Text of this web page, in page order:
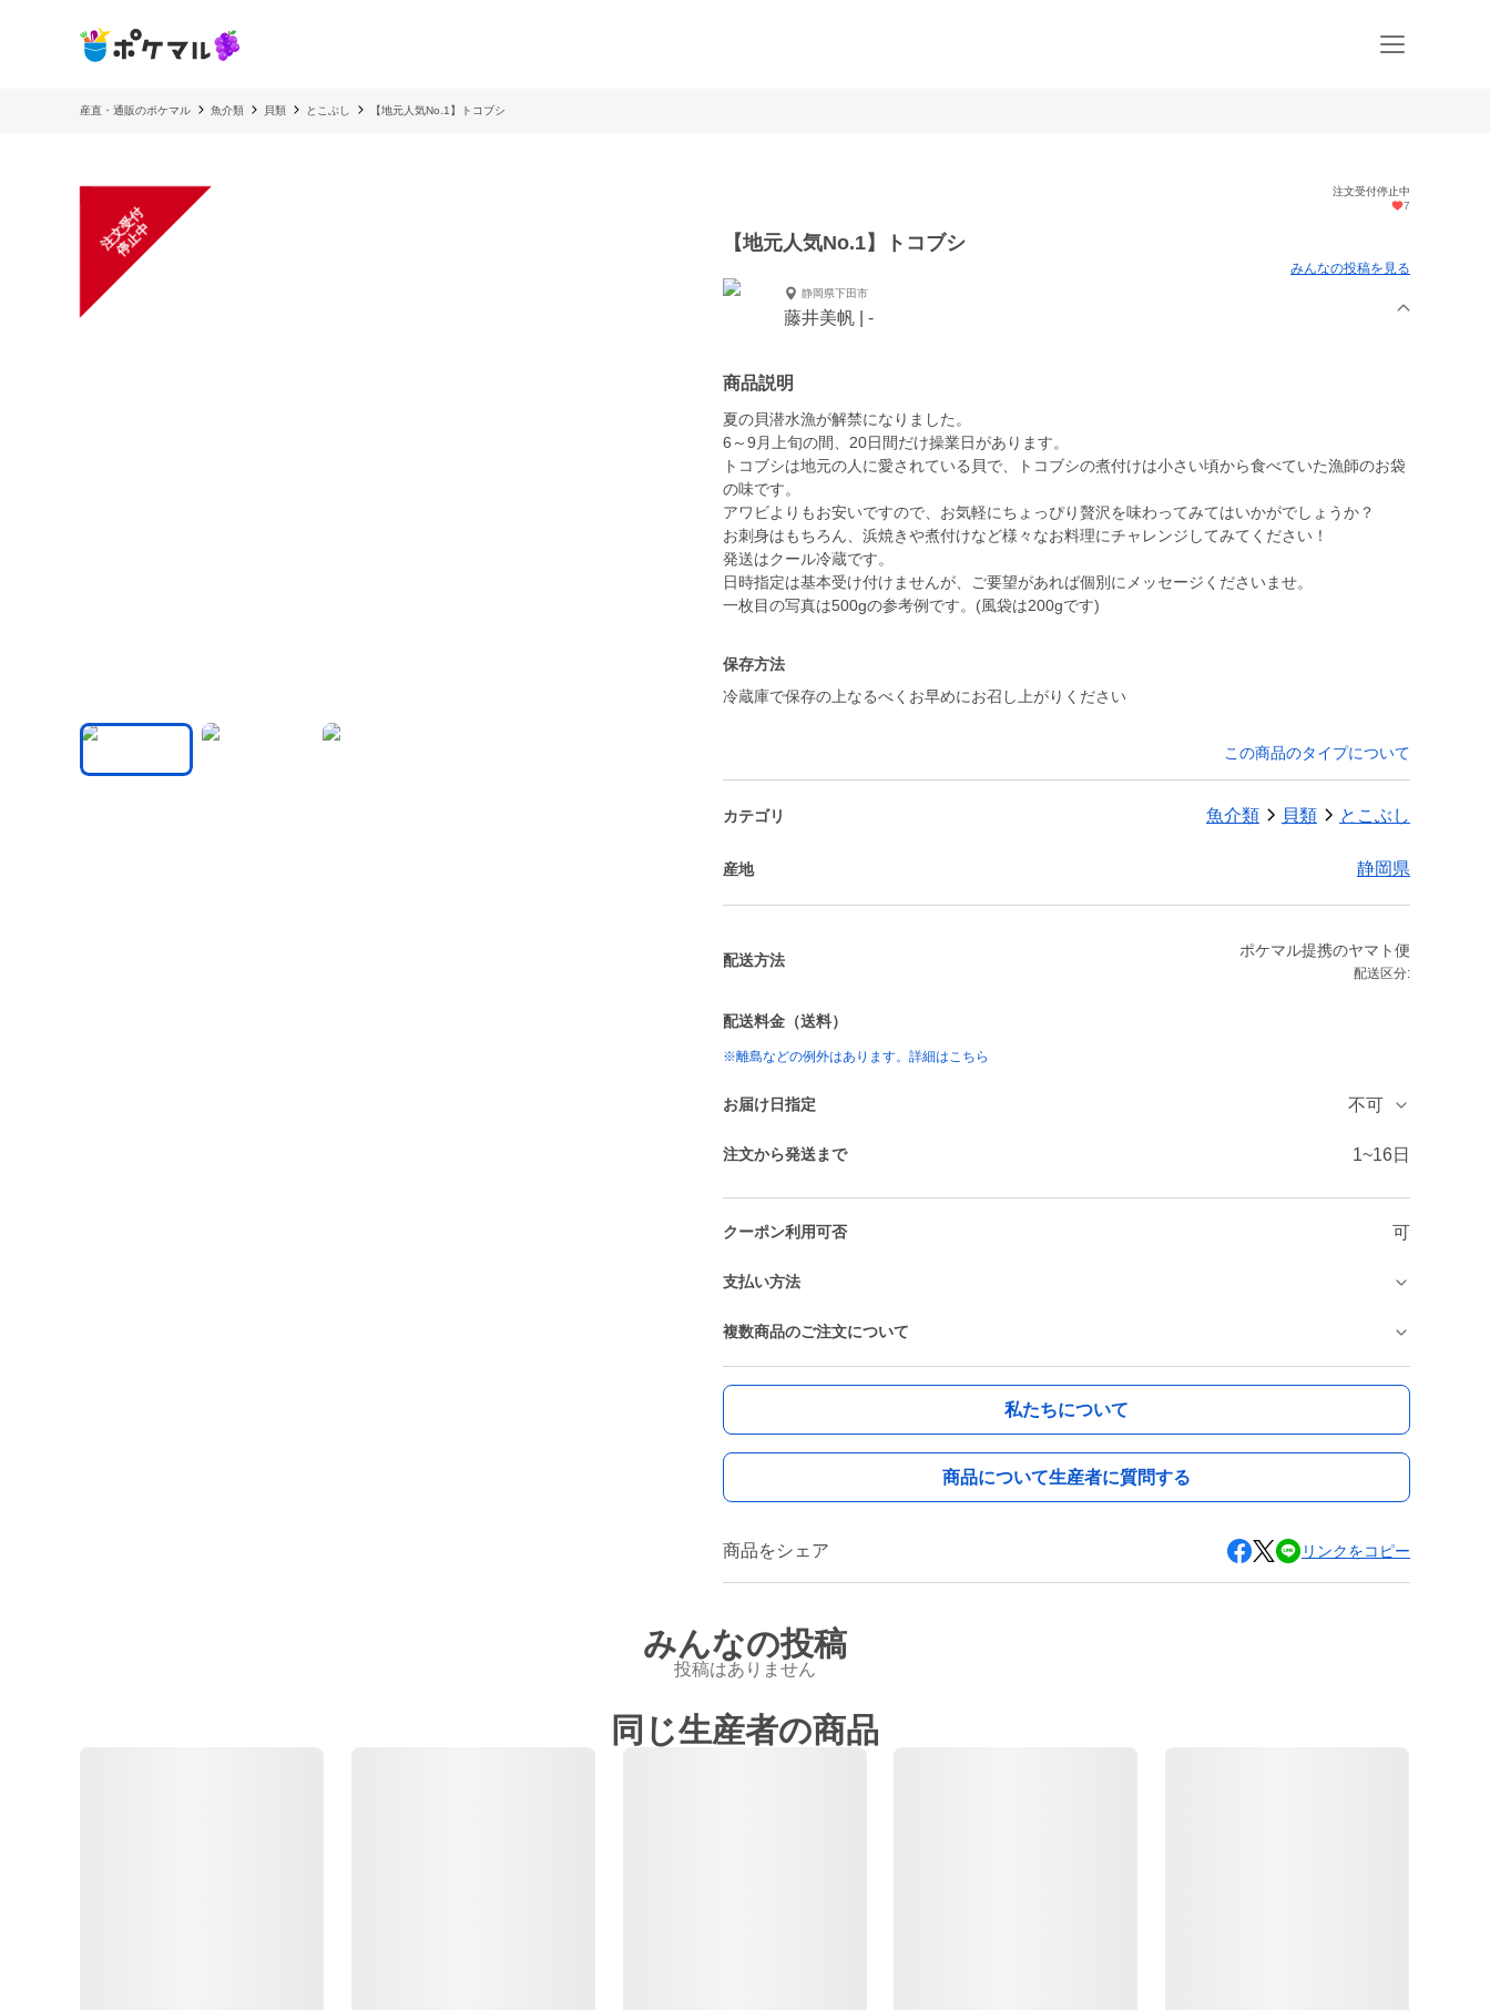
産直・通販のポケマル 魚介類 貝類 とこぶし 【地元人気No.1】トコブシ
注
文
受
付
停
止
中
注文受付停止中
7
【地元人気No.1】トコブシ
みんなの投稿を見る
静岡県下田市
藤井美帆 | -
商品説明
夏の貝潜水漁が解禁になりました。
6～9月上旬の間、20日間だけ操業日があります。
トコブシは地元の人に愛されている貝で、トコブシの煮付けは小さい頃から食べていた漁師のお袋
の味です。
アワビよりもお安いですので、お気軽にちょっぴり贅沢を味わってみてはいかがでしょうか？
お刺身はもちろん、浜焼きや煮付けなど様々なお料理にチャレンジしてみてください！
発送はクール冷蔵です。
日時指定は基本受け付けませんが、ご要望があれば個別にメッセージくださいませ。
一枚目の写真は500gの参考例です。(風袋は200gです)
保存方法
冷蔵庫で保存の上なるべくお早めにお召し上がりください
この商品のタイプについて
カテゴリ 魚介類 貝類 とこぶし
産地 静岡県
配送方法
ポケマル提携のヤマト便
配送区分:
配送料金（送料）
※離島などの例外はあります。詳細はこちら
お届け日指定 不可
注文から発送まで 1~16日
クーポン利用可否 可
支払い方法
複数商品のご注文について
私たちについて
商品について生産者に質問する
商品をシェア リンクをコピー
みんなの投稿
投稿はありません
同じ生産者の商品